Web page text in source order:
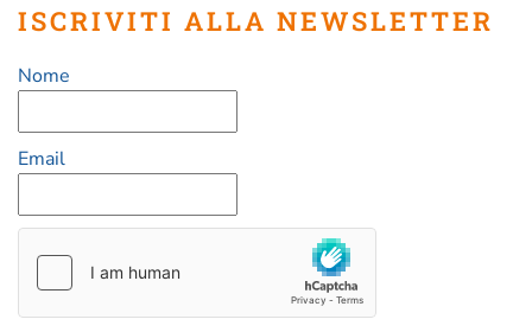
ISCRIVITI ALLA NEWSLETTER
Nome
Email